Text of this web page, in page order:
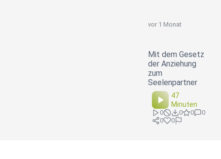
vor 1 Monat
Mit dem Gesetz
der Anziehung
zum
Seelenpartner
47
Minuten
0 0 0
0
0
0